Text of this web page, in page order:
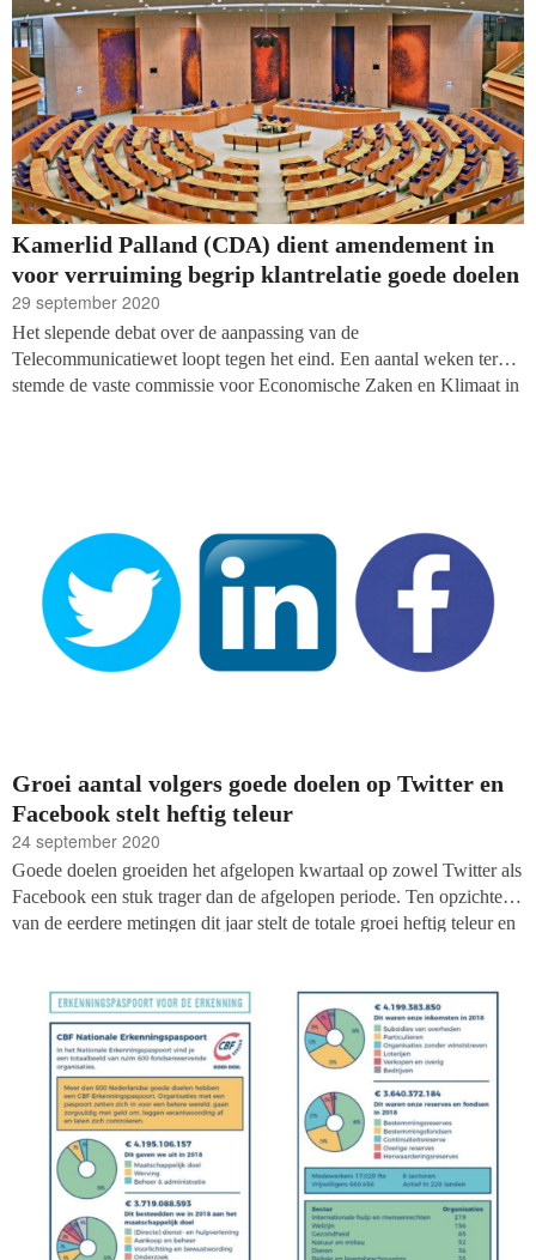
Kamerlid Palland (CDA) dient amendement in
voor verruiming begrip klantrelatie goede doelen
29 september 2020
Het slepende debat over de aanpassing van de
Telecommunicatiewet loopt tegen het eind. Een aantal weken terug
stemde de vaste commissie voor Economische Zaken en Klimaat in
maatschappelijk belang van het werk van goede doelen en echoot
het standpunt dat brancheorganisatie Goede Doelen Nederland al
geruime tijd bepleit.
Groei aantal volgers goede doelen op Twitter en
Facebook stelt heftig teleur
24 september 2020
Goede doelen groeiden het afgelopen kwartaal op zowel Twitter als
Facebook een stuk trager dan de afgelopen periode. Ten opzichte
van de eerdere metingen dit jaar stelt de totale groei heftig teleur en
augustus en september. Een lichtpuntje aan de horizon: op LinkedIn
laten goede doelen wel grote groei zien ten opzichte van begin dit